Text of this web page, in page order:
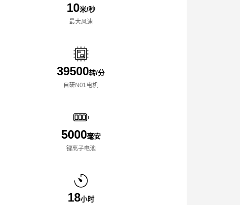
10米/秒
最大风速
39500转/分
自研N01电机
5000毫安
锂离子电池
18小时